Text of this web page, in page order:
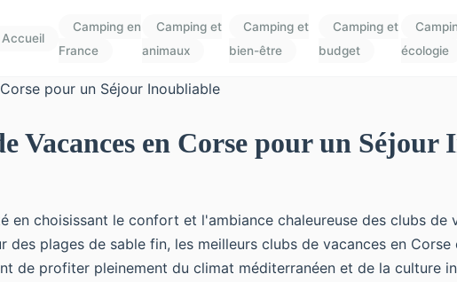
Accueil
Camping en
France
Camping et
animaux
Camping et
bien-être
Camping et
budget
écologie
Vacances en Corse pour un Séjour
en choisissant le confort et l'ambiance chaleureuse des clubs
des plages de sable fin, les meilleurs clubs de vacances en
de profiter pleinement du climat méditerranéen et de la culture